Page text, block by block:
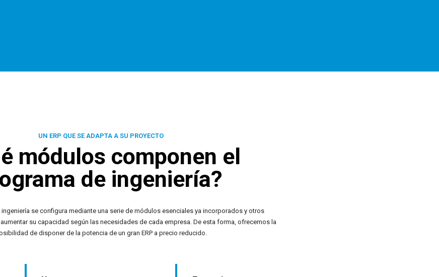
UN ERP QUE SE ADAPTA A SU PROYECTO
módulos componen el
de ingeniería?
se configura mediante una serie de módulos esenciales ya incorporados y otros
su capacidad según las necesidades de cada empresa. De esta forma, ofrecemos la
de disponer de la potencia de un gran ERP a precio reducido.